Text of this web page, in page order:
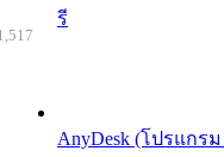
รี
AnyDesk (โปรแกร